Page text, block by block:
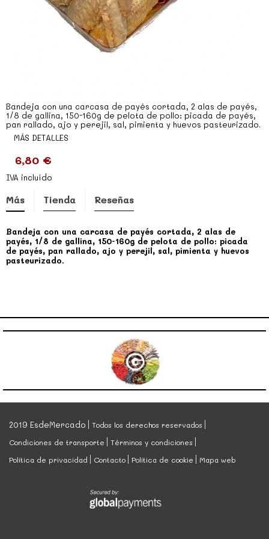
Bandeja con una carcasa de payés cortada, 2 alas de payés,
1/8 de gallina, 150-160g de pelota de pollo: picada de payés,
pan rallado, ajo y perejil, sal, pimienta y huevos pasteurizado.
MÁS DETALLES
6,80 €
IVA incluído
Más Tienda Reseñas
Bandeja con una carcasa de payés cortada, 2 alas de
payés, 1/8 de gallina, 150-160g de pelota de pollo: picada
de payés, pan rallado, ajo y perejil, sal, pimienta y huevos
pasteurizado.
2019 EsdeMercado
Todos los derechos reservados
Condiciones de transporte
Términos y condiciones
Política de privacidad
Contacto Política de cookie Mapa web